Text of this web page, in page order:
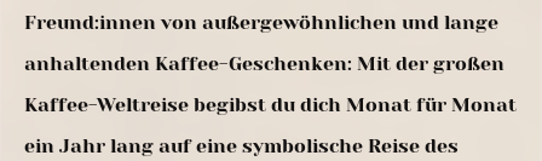
Freund:innen von außergewöhnlichen und lange
anhaltenden Kaffee-Geschenken: Mit der großen
Kaffee-Weltreise begibst du dich Monat für Monat
ein Jahr lang auf eine symbolische Reise des